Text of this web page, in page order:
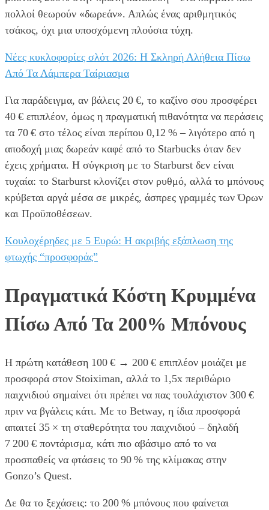
πολλοί θεωρούν «δωρεάν». Απλώς ένας αριθμητικός
τσάκος, όχι μια υποσχόμενη πλούσια τύχη.
Νέες κυκλοφορίες σλότ 2026: Η Σκληρή Αλήθεια Πίσω
Από Τα Λάμπερα Ταίριασμα
Για παράδειγμα, αν βάλεις 20 €, το καζίνο σου προσφέρει
40 € επιπλέον, όμως η πραγματική πιθανότητα να περάσεις
τα 70 € στο τέλος είναι περίπου 0,12 % – λιγότερο από η
αποδοχή μιας δωρεάν καφέ από το Starbucks όταν δεν
έχεις χρήματα. Η σύγκριση με το Starburst δεν είναι
τυχαία: το Starburst κλονίζει στον ρυθμό, αλλά το μπόνους
κρύβεται αργά μέσα σε μικρές, άσπρες γραμμές των Όρων
και Προϋποθέσεων.
Κουλοχέρηδες με 5 Ευρώ: Η ακριβής εξάπλωση της
φτωχής “προσφοράς”
Πραγματικά Κόστη Κρυμμένα
Πίσω Από Τα 200% Μπόνους
Η πρώτη κατάθεση 100 € → 200 € επιπλέον μοιάζει με
προσφορά στον Stoiximan, αλλά το 1,5x περιθώριο
παιχνιδιού σημαίνει ότι πρέπει να πας τουλάχιστον 300 €
πριν να βγάλεις κάτι. Με το Betway, η ίδια προσφορά
απαιτεί 35 × τη σταθερότητα του παιχνιδιού – δηλαδή
7 200 € ποντάρισμα, κάτι πιο αβάσιμο από το να
προσπαθείς να φτάσεις το 90 % της κλίμακας στην
Gonzo’s Quest.
Δε θα το ξεχάσεις: το 200 % μπόνους που φαίνεται